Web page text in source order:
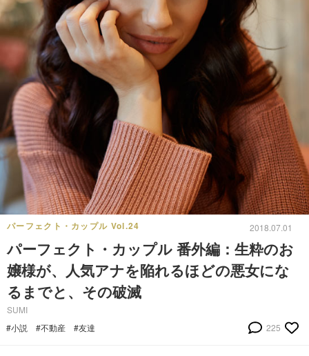
パーフェクト・カップル Vol.24 2018.07.01
パーフェクト・カップル 番外編：生粋のお
嬢様が、人気アナを陥れるほどの悪女にな
るまでと、その破滅
SUMI
#小説
#不動産 #友達 225